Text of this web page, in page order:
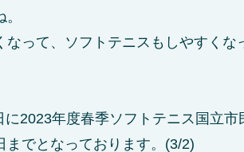
なって、ソフトテニスもしやすくな
2023年度春季ソフトテニス国立市
までとなっております。(3/2)